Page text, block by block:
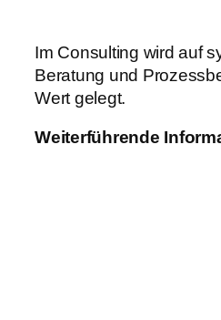
Im Consulting wird auf
Beratung und
Wert gelegt.
Weiterführende